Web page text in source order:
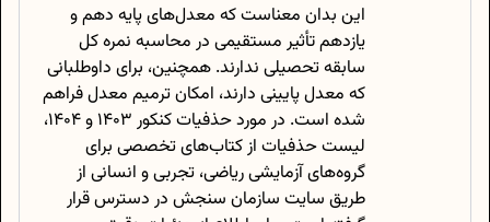
این بدان معناست که معدل‌های پایه دهم و
یازدهم تأثیر مستقیمی در محاسبه نمره کل
سابقه تحصیلی ندارند. همچنین، برای داوطلبانی
که معدل پایینی دارند، امکان ترمیم معدل فراهم
شده است. در مورد حذفیات کنکور ۱۴۰۳ و ۱۴۰۴،
لیست حذفیات از کتاب‌های تخصصی برای
گروه‌های آزمایشی ریاضی، تجربی و انسانی از
طریق سایت سازمان سنجش در دسترس قرار